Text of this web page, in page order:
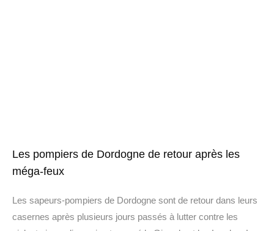
Les pompiers de Dordogne de retour après les
méga-feux
Les sapeurs-pompiers de Dordogne sont de retour dans leurs
casernes après plusieurs jours passés à lutter contre les